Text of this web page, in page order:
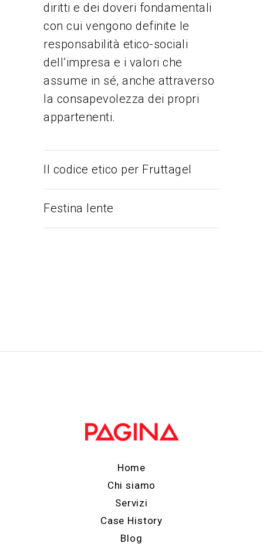
diritti e dei doveri fondamentali
con cui vengono definite le
responsabilità etico-sociali
dell’impresa e i valori che
assume in sé, anche attraverso
la consapevolezza dei propri
appartenenti.
Il codice etico per Fruttagel
Festina lente
Home
Chi siamo
Servizi
Case History
Blog